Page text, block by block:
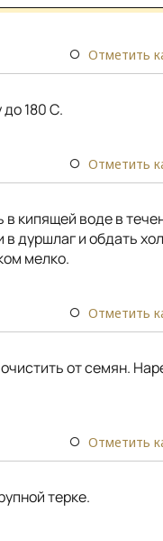
Отметить
до 180 С.
Отметить
в кипящей воде в
в дуршлаг и обдать
мелко.
Отметить
от семян.
Отметить
терке.